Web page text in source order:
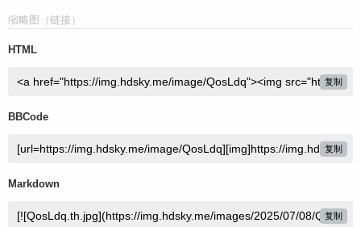
缩略图（链接）
HTML
复制
BBCode
复制
Markdown
复制